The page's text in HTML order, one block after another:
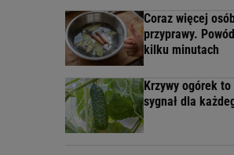
Coraz więcej
przyprawy.
kilku minutach
Krzywy ogórek
sygnał dla